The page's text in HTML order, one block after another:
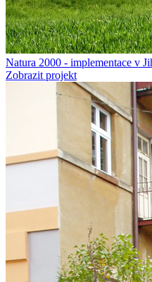
Natura 2000 - implementace v
Zobrazit projekt